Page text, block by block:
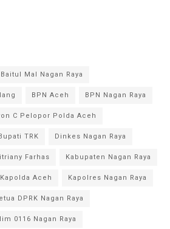
Baitul Mal Nagan Raya
BPN Aceh BPN Nagan Raya
C Pelopor Polda Aceh
TRK Dinkes Nagan Raya
Farhas Kabupaten Nagan Raya
Kapolda Aceh Kapolres Nagan Raya
DPRK Nagan Raya
0116 Nagan Raya